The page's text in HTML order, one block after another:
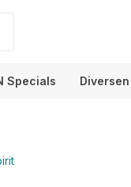
Specials Diversen